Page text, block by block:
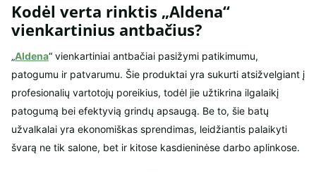
Kodėl verta rinktis „Aldena“
vienkartinius antbačius?
„Aldena“ vienkartiniai antbačiai pasižymi patikimumu,
patogumu ir patvarumu. Šie produktai yra sukurti atsižvelgiant į
profesionalių vartotojų poreikius, todėl jie užtikrina ilgalaikį
patogumą bei efektyvią grindų apsaugą. Be to, šie batų
užvalkalai yra ekonomiškas sprendimas, leidžiantis palaikyti
švarą ne tik salone, bet ir kitose kasdieninėse darbo aplinkose.